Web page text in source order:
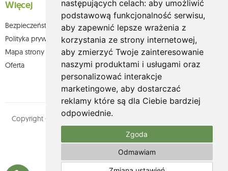
następujących celach: aby umożliwić
podstawową funkcjonalność serwisu,
aby zapewnić lepsze wrażenia z
korzystania ze strony internetowej,
aby zmierzyć Twoje zainteresowanie
naszymi produktami i usługami oraz
personalizować interakcje
marketingowe, aby dostarczać
reklamy które są dla Ciebie bardziej
odpowiednie.
Zgoda
Odmawiam
Więcej
Bezpieczeństwo płatności
Polityka prywatności
Mapa strony
Oferta
Copyright © olium.pl. Wszystkie prawa zastrzeżone. Designed by
MOUTON interactive
Zobacz nasz profil na: